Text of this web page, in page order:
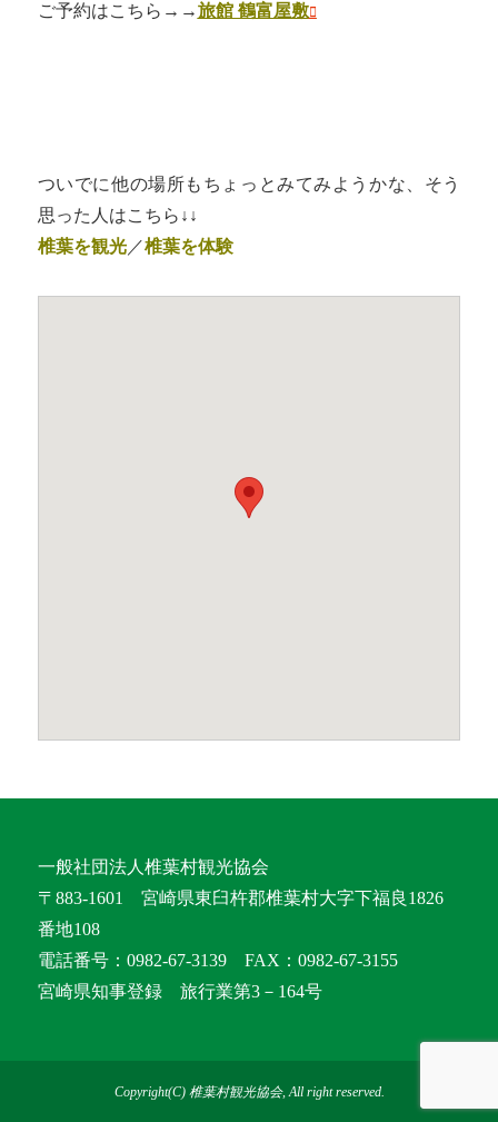
ご予約はこちら→→旅館 鶴富屋敷
ついでに他の場所もちょっとみてみようかな、そう
思った人はこちら↓↓
椎葉を観光／椎葉を体験
一般社団法人椎葉村観光協会
〒883-1601 宮崎県東臼杵郡椎葉村大字下福良1826
番地108
電話番号：0982-67-3139 FAX：0982-67-3155
宮崎県知事登録 旅行業第3－164号
Copyright(C) 椎葉村観光協会, All right reserved.